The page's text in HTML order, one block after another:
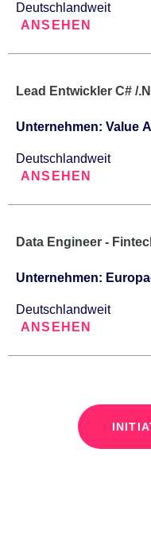
Deutschlandweit
ANSEHEN
Lead Entwickler C# /
Deutschlandweit
ANSEHEN
Data Engineer -
Deutschlandweit
ANSEHEN